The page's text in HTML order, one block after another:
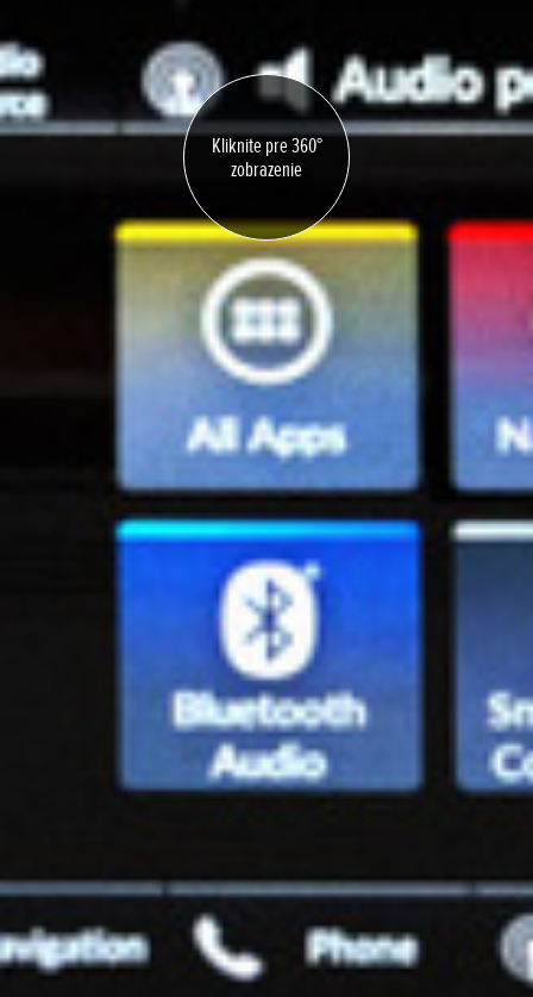
Kliknite pre 360°
zobrazenie